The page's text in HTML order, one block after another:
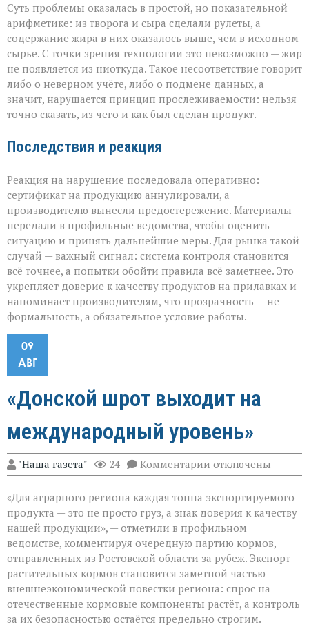
Суть проблемы оказалась в простой, но показательной
арифметике: из творога и сыра сделали рулеты, а
содержание жира в них оказалось выше, чем в исходном
сырье. С точки зрения технологии это невозможно — жир
не появляется из ниоткуда. Такое несоответствие говорит
либо о неверном учёте, либо о подмене данных, а
значит, нарушается принцип прослеживаемости: нельзя
точно сказать, из чего и как был сделан продукт.
Последствия и реакция
Реакция на нарушение последовала оперативно:
сертификат на продукцию аннулировали, а
производителю вынесли предостережение. Материалы
передали в профильные ведомства, чтобы оценить
ситуацию и принять дальнейшие меры. Для рынка такой
случай — важный сигнал: система контроля становится
всё точнее, а попытки обойти правила всё заметнее. Это
укрепляет доверие к качеству продуктов на прилавках и
напоминает производителям, что прозрачность — не
формальность, а обязательное условие работы.
09
АВГ
«Донской шрот выходит на
международный уровень»
"Наша газета" 24 Комментарии к
записи
шрот
выходит
международный
уровень»
отключены
«Для аграрного региона каждая тонна экспортируемого
продукта — это не просто груз, а знак доверия к качеству
нашей продукции», — отметили в профильном
ведомстве, комментируя очередную партию кормов,
отправленных из Ростовской области за рубеж. Экспорт
растительных кормов становится заметной частью
внешнеэкономической повестки региона: спрос на
отечественные кормовые компоненты растёт, а контроль
за их безопасностью остаётся предельно строгим.